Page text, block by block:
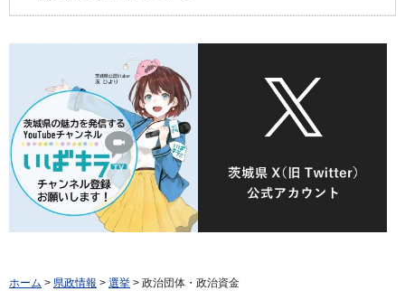
ホーム > 県政情報 > 選挙 > 政治団体・政治資金